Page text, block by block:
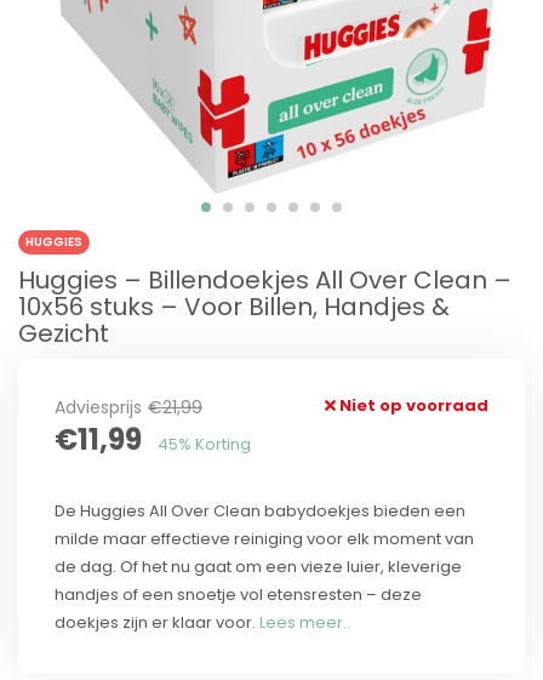
HUGGIES
Huggies – Billendoekjes All Over Clean –
10x56 stuks – Voor Billen, Handjes &
Gezicht
Adviesprijs €21,99
€11,99 45% Korting
Niet op voorraad
De Huggies All Over Clean babydoekjes bieden een
milde maar effectieve reiniging voor elk moment van
de dag. Of het nu gaat om een vieze luier, kleverige
handjes of een snoetje vol etensresten – deze
doekjes zijn er klaar voor. Lees meer..